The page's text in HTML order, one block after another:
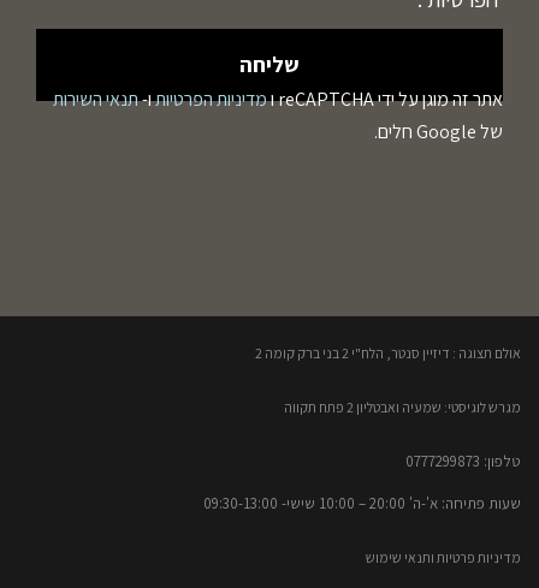
אתר זה מוגן על ידי reCAPTCHA ו מדיניות הפרטיותו-תנאי השירות
של Google חלים.
אולם תצוגה : דיזיין סנטר, הלח"י 2 בני ברק קומה 2​
מגרש לוגיסטי: שמעיה ואבטליון 2 פתח תקווה
טלפון: 0777299873​
שעות פתיחה: א'-ה' 20:00 – 10:00​​ שישי- 09:30-13:00
מדיניות פרטיות ותנאי שימוש